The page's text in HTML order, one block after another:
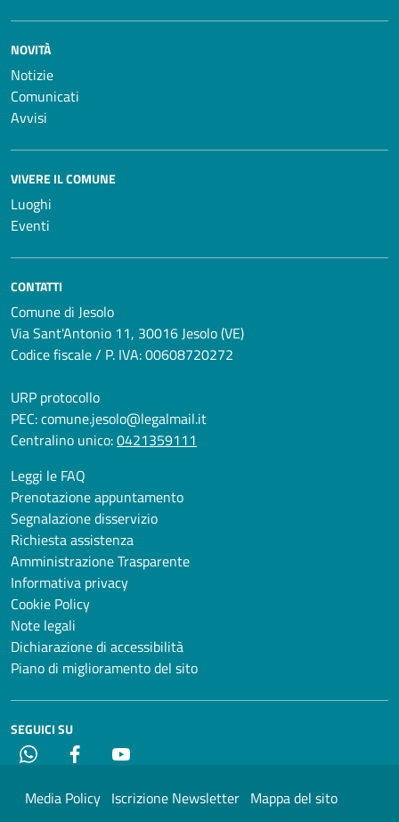
NOVITÀ
Notizie
Comunicati
Avvisi
VIVERE IL COMUNE
Luoghi
Eventi
CONTATTI
Comune di Jesolo
Via Sant'Antonio 11, 30016 Jesolo (VE)
Codice fiscale / P. IVA: 00608720272
URP protocollo
PEC:comune.jesolo@legalmail.it
Centralino unico:0421359111
Leggi le FAQ
Prenotazione appuntamento
Segnalazione disservizio
Richiesta assistenza
Amministrazione Trasparente
Informativa privacy
Cookie Policy
Note legali
Dichiarazione di accessibilità
Piano di miglioramento del sito
SEGUICI SU
Whatsapp Facebook
Media Policy Iscrizione Newsletter Mappa del sito